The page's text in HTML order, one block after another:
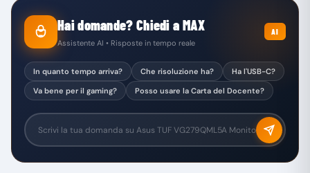
Hai domande? Chiedi a MAX
Assistente AI • Risposte in tempo reale
AI
In quanto tempo arriva? Che risoluzione ha?
Ha l'USB-C?
Va bene per il gaming?
Posso usare la Carta del Docente?